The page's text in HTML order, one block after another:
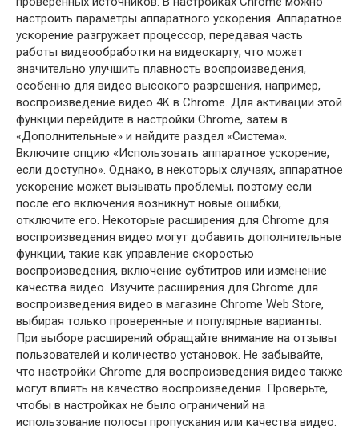
настроить параметры аппаратного ускорения. Аппаратное
ускорение разгружает процессор, передавая часть
работы видеообработки на видеокарту, что может
значительно улучшить плавность воспроизведения,
особенно для видео высокого разрешения, например,
воспроизведение видео 4K в Chrome. Для активации этой
функции перейдите в настройки Chrome, затем в
«Дополнительные» и найдите раздел «Система».
Включите опцию «Использовать аппаратное ускорение,
если доступно». Однако, в некоторых случаях, аппаратное
ускорение может вызывать проблемы, поэтому если
после его включения возникнут новые ошибки,
отключите его. Некоторые расширения для Chrome для
воспроизведения видео могут добавить дополнительные
функции, такие как управление скоростью
воспроизведения, включение субтитров или изменение
качества видео. Изучите расширения для Chrome для
воспроизведения видео в магазине Chrome Web Store,
выбирая только проверенные и популярные варианты.
При выборе расширений обращайте внимание на отзывы
пользователей и количество установок. Не забывайте,
что настройки Chrome для воспроизведения видео также
могут влиять на качество воспроизведения. Проверьте,
чтобы в настройках не было ограничений на
использование полосы пропускания или качества видео.